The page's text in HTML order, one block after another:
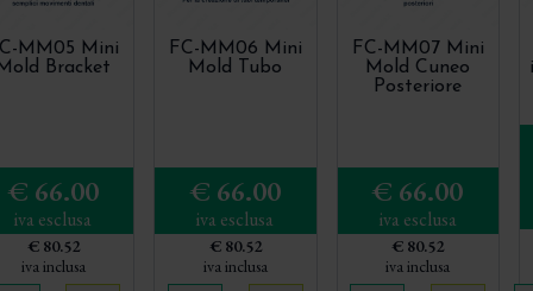
MM05 Mini
Mold Bracket
€ 66.00
iva esclusa
€ 80.52
iva inclusa
FC-MM06 Mini
Mold Tubo
€ 66.00
iva esclusa
€ 80.52
iva inclusa
FC-MM07 Mini
Mold Cuneo
Posteriore
€ 66.00
iva esclusa
€ 80.52
iva inclusa